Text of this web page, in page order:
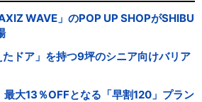
WAVE」のPOP UP SHOPがSHIBU
ドア」を持つ9坪のシニア向けバリア
最大13％OFFとなる「早割120」プラン